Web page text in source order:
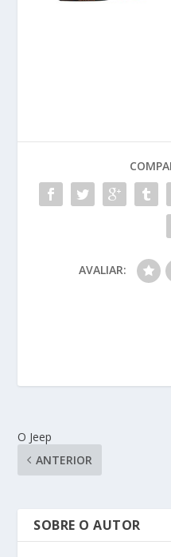
AVALIAR:
O Jeep
ANTERIOR
SOBRE O AUTOR